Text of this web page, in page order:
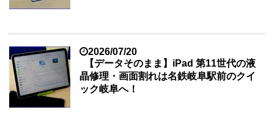
2026/07/20
【データそのまま】iPad 第11世代の液
晶修理・画面割れは名鉄岐阜駅前のクイ
ック岐阜へ！